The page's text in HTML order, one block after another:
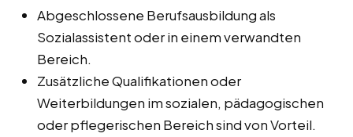
Abgeschlossene Berufsausbildung als
Sozialassistent oder in einem verwandten
Bereich.
Zusätzliche Qualifikationen oder
Weiterbildungen im sozialen, pädagogischen
oder pflegerischen Bereich sind von Vorteil.